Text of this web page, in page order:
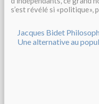
s’est révélé si
Jacques Bidet
Une alternative au